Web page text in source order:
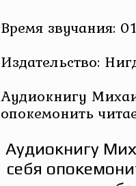
Время звучания:
Издательство:
Аудиокнигу
опокемонить
Аудиокнигу
себя